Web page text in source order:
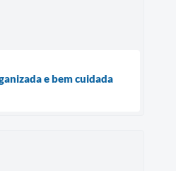
e bem cuidada